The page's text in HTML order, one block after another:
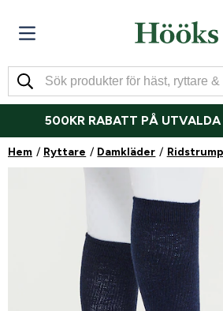
500KR RABATT PÅ
Hem Ryttare Damkläder